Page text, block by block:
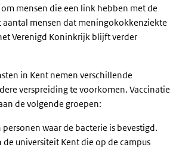
mensen die een link hebben met de
aantal mensen dat meningokokkenziekte
Verenigd Koninkrijk blijft verder
in Kent nemen verschillende
verspreiding te voorkomen. Vaccinatie
de volgende groepen:
waar de bacterie is bevestigd.
de universiteit Kent die op de campus